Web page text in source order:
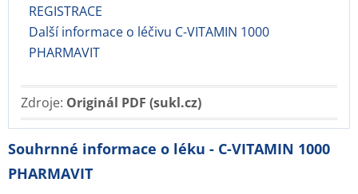
REGISTRACE
Další informace o léčivu C-VITAMIN 1000
PHARMAVIT
Zdroje: Originál PDF (sukl.cz)
Souhrnné informace o léku - C-VITAMIN 1000
PHARMAVIT